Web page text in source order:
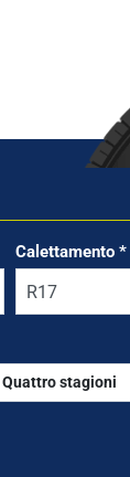
Calettamento*
Quattro stagioni